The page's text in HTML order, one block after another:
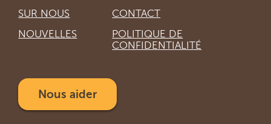
SUR NOUS
NOUVELLES
CONTACT
POLITIQUE DE
CONFIDENTIALITÉ
Nous aider